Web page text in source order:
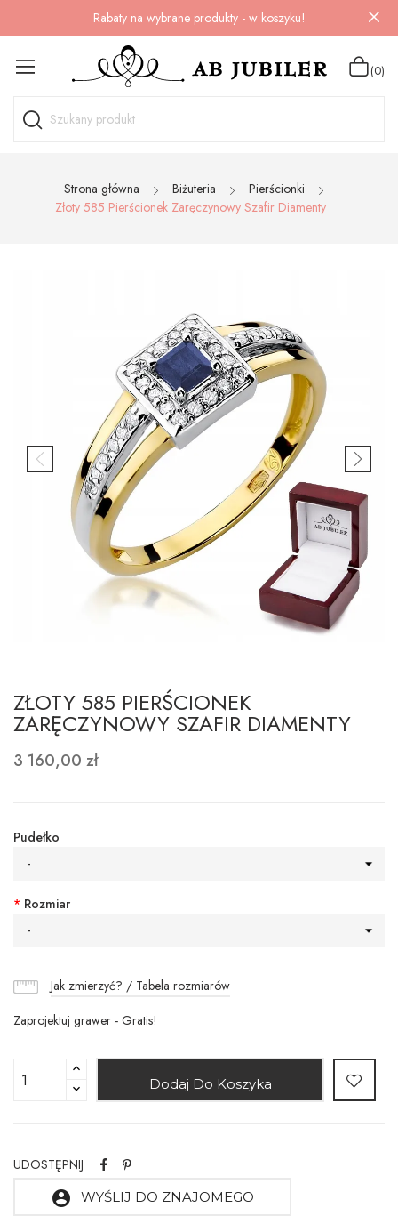
Rabaty na wybrane produkty - w koszyku!
(0)
Strona główna Biżuteria
Pierścionki
Złoty 585 Pierścionek Zaręczynowy Szafir Diamenty
ZŁOTY 585 PIERŚCIONEK
ZARĘCZYNOWY SZAFIR DIAMENTY
3 160,00 zł
Pudełko
-
* Rozmiar
-
Jak zmierzyć? / Tabela rozmiarów
Zaprojektuj grawer - Gratis!
Dodaj Do Koszyka
UDOSTĘPNIJ
account_circle WYŚLIJ DO ZNAJOMEGO